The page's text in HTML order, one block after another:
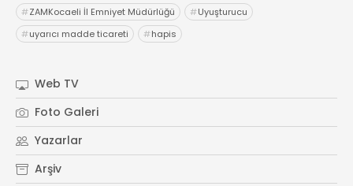
#ZAMKocaeli İl Emniyet Müdürlüğü #Uyuşturucu
#uyarıcı madde ticareti #hapis
Web TV
Foto Galeri
Yazarlar
Arşiv